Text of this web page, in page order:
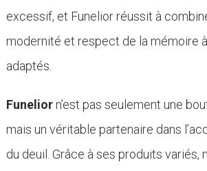
excessif, et Funelior réussit à
modernité et respect de la mémoire
adaptés.
Funeliorn’est pas seulement une
mais un véritable partenaire dans
du deuil. Grâce à ses produits variés,